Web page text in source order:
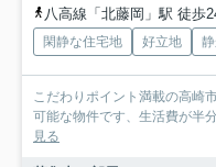
八高線「北藤岡」駅 徒歩
閑静な住宅地 好立地
こだわりポイント満載の高崎
可能な物件です、生活費が半
見る